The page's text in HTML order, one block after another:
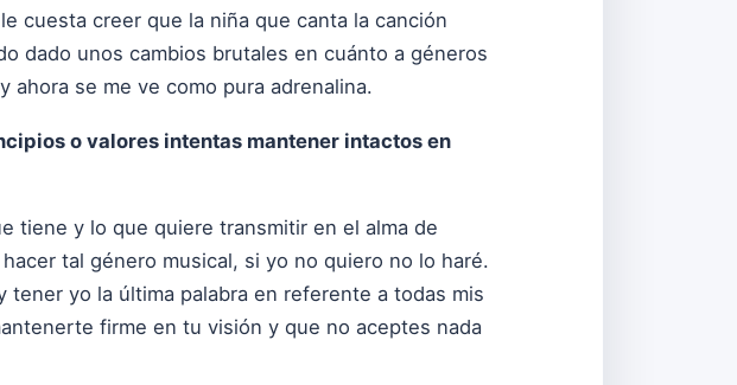
cuesta creer que la niña que canta la canción
dado unos cambios brutales en cuánto a géneros
se me ve como pura adrenalina.
o valores intentas mantener intactos en
tiene y lo que quiere transmitir en el alma de
tal género musical, si yo no quiero no lo haré.
yo la última palabra en referente a todas mis
firme en tu visión y que no aceptes nada